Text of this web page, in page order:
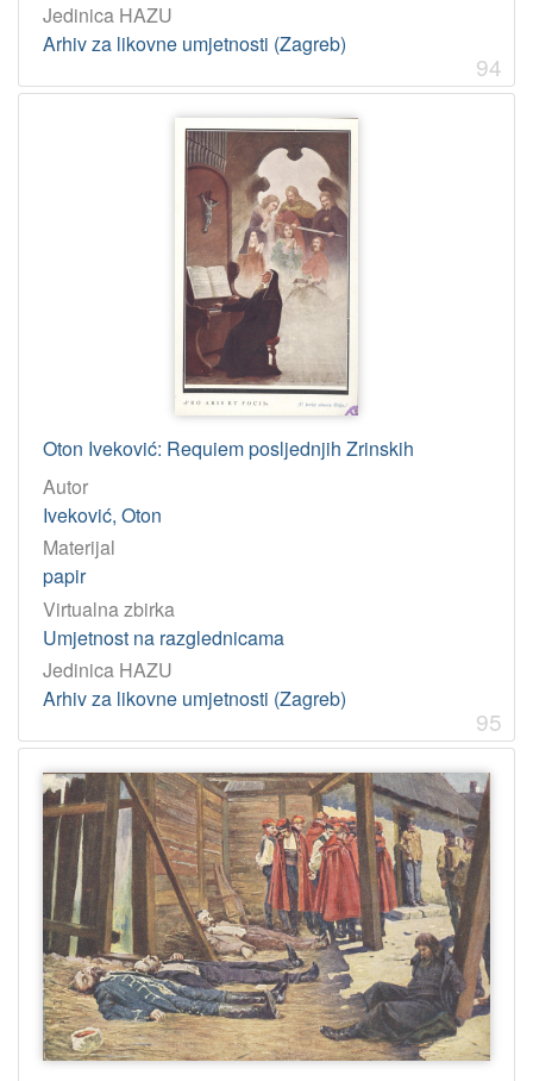
Jedinica HAZU
Arhiv za likovne umjetnosti (Zagreb)
94
Oton Iveković: Requiem posljednjih Zrinskih
Autor
Iveković, Oton
Materijal
papir
Virtualna zbirka
Umjetnost na razglednicama
Jedinica HAZU
Arhiv za likovne umjetnosti (Zagreb)
95